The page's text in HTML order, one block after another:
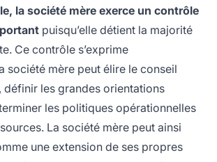
la société mère exerce un contrôle
puisqu’elle détient la majorité
Ce contrôle s’exprime
société mère peut élire le conseil
définir les grandes orientations
les politiques opérationnelles
La société mère peut ainsi
une extension de ses propres